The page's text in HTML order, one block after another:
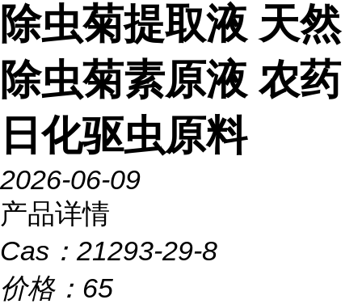
除虫菊提取液 天然
除虫菊素原液 农药
日化驱虫原料
2026-06-09
产品详情
Cas： 21293-29-8
价格： 65